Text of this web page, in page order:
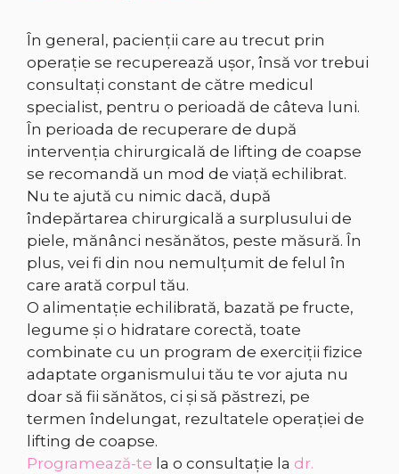
În general, pacienții care au trecut prin
operație se recuperează ușor, însă vor trebui
consultați constant de către medicul
specialist, pentru o perioadă de câteva luni.
În perioada de recuperare de după
intervenția chirurgicală de lifting de coapse
se recomandă un mod de viață echilibrat.
Nu te ajută cu nimic dacă, după
îndepărtarea chirurgicală a surplusului de
piele, mănânci nesănătos, peste măsură. În
plus, vei fi din nou nemulțumit de felul în
care arată corpul tău.
O alimentație echilibrată, bazată pe fructe,
legume și o hidratare corectă, toate
combinate cu un program de exerciții fizice
adaptate organismului tău te vor ajuta nu
doar să fii sănătos, ci și să păstrezi, pe
termen îndelungat, rezultatele operației de
lifting de coapse.
Programează-te la o consultație la dr.